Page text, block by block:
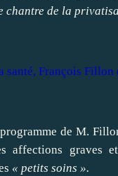
chantre de la
santé, François
de M.
affections graves
« petits soins ».